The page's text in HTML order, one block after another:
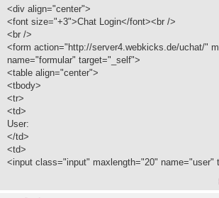
<div align="center">
<font size="+3">Chat Login</font><br />
<br />
<form action="http://server4.webkicks.de/uchat/"
name="formular" target="_self">
<table align="center">
<tbody>
<tr>
<td>
User:
</td>
<td>
<input class="input" maxlength="20" name="user"